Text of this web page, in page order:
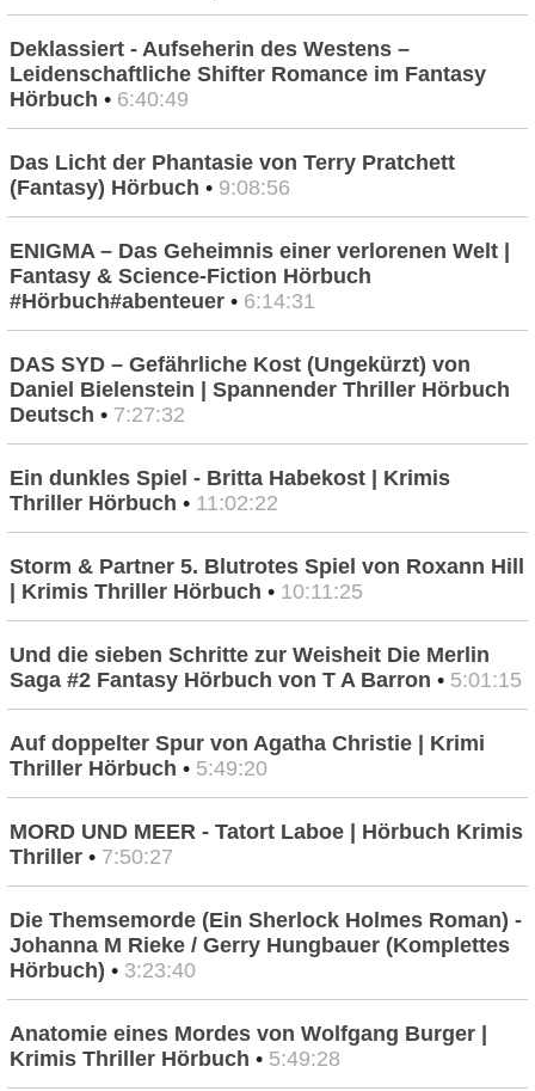
Deklassiert - Aufseherin des Westens –
Leidenschaftliche Shifter Romance im Fantasy
Hörbuch • 6:40:49
Das Licht der Phantasie von Terry Pratchett
(Fantasy) Hörbuch • 9:08:56
ENIGMA – Das Geheimnis einer verlorenen Welt |
Fantasy & Science-Fiction Hörbuch
#Hörbuch#abenteuer • 6:14:31
DAS SYD – Gefährliche Kost (Ungekürzt) von
Daniel Bielenstein | Spannender Thriller Hörbuch
Deutsch • 7:27:32
Ein dunkles Spiel - Britta Habekost | Krimis
Thriller Hörbuch • 11:02:22
Storm & Partner 5. Blutrotes Spiel von Roxann Hill
| Krimis Thriller Hörbuch • 10:11:25
Und die sieben Schritte zur Weisheit Die Merlin
Saga #2 Fantasy Hörbuch von T A Barron • 5:01:15
Auf doppelter Spur von Agatha Christie | Krimi
Thriller Hörbuch • 5:49:20
MORD UND MEER - Tatort Laboe | Hörbuch Krimis
Thriller • 7:50:27
Die Themsemorde (Ein Sherlock Holmes Roman) -
Johanna M Rieke / Gerry Hungbauer (Komplettes
Hörbuch) • 3:23:40
Anatomie eines Mordes von Wolfgang Burger |
Krimis Thriller Hörbuch • 5:49:28